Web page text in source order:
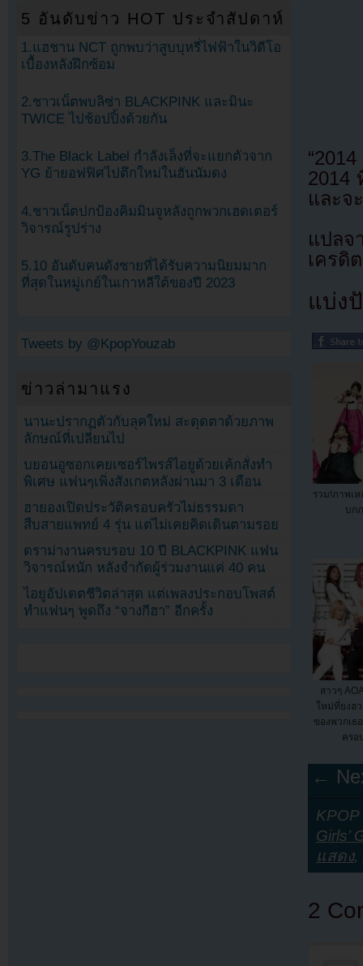
2014
และจ
แปลจ
เครดิ
แบ่ง
รวม!ภาพเ
บก
สาวๆ
ใหม่ที่ยงฮ
ของพวกเธ
ครอ
←
Girls’
แสดง,
2
5 อันดับข่าว HOT ประจำสัปดาห์
1.แฮชาน NCT ถูกพบว่าสูบบุหรี่ไฟฟ้าในวิดีโอ
เบื้องหลังฝึกซ้อม
2.ชาวเน็ตพบลิซ่า BLACKPINK และมินะ
TWICE ไปช้อปปิ้งด้วยกัน
3.The Black Label กำลังเล็งที่จะแยกตัวจาก
YG ย้ายอฟฟิศไปตึกใหม่ในฮันนัมดง
4.ชาวเน็ตปกป้องคิมมินจูหลังถูกพวกเฮดเตอร์
วิจารณ์รูปร่าง
5.10 อันดับคนดังชายที่ได้รับความนิยมมาก
ที่สุดในหมู่เกย์ในเกาหลีใต้ของปี 2023
Tweets by @KpopYouzab
ข่าวล่ามาแรง
นานะปรากฏตัวกับลุคใหม่ สะดุดตาด้วยภาพ
ลักษณ์ที่เปลี่ยนไป
บยอนอูซอกเคยเซอร์ไพรส์ไอยูด้วยเค้กสั่งทำ
พิเศษ แฟนๆเพิ่งสังเกตหลังผ่านมา 3 เดือน
ฮายองเปิดประวัติครอบครัวไม่ธรรมดา
สืบสายแพทย์ 4 รุ่น แต่ไม่เคยคิดเดินตามรอย
ดราม่างานครบรอบ 10 ปี BLACKPINK แฟน
วิจารณ์หนัก หลังจำกัดผู้ร่วมงานแค่ 40 คน
ไอยูอัปเดตชีวิตล่าสุด แต่เพลงประกอบโพสต์
ทำแฟนๆ พูดถึง “จางกีฮา” อีกครั้ง